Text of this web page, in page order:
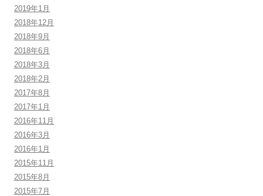
2019年1月
2018年12月
2018年9月
2018年6月
2018年3月
2018年2月
2017年8月
2017年1月
2016年11月
2016年3月
2016年1月
2015年11月
2015年8月
2015年7月